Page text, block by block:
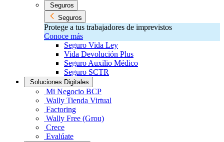
Seguros
Seguros
Protege a tus trabajadores de imprevistos
Conoce más
Seguro Vida Ley
Vida Devolución Plus
Seguro Auxilio Médico
Seguro SCTR
Soluciones Digitales
Mi Negocio BCP
Wally Tienda Virtual
Factoring
Wally Free (Grou)
Crece
Evalúate